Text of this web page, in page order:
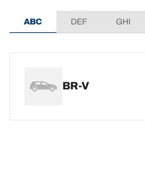
ABC DEF GHI
BR-V